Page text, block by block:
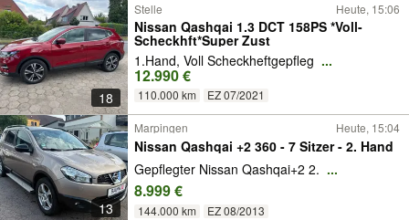
18
Stelle Heute, 15:06
Nissan Qashqai 1.3 DCT 158PS *Voll-
Scheckhft*Super Zust
1.Hand, Voll Scheckheftgepfleg ...
12.990 €
110.000 km EZ 07/2021
13
Marpingen Heute, 15:04
Nissan Qashqai +2 360 - 7 Sitzer - 2. Hand
Gepflegter Nissan Qashqai+2 2. ...
8.999 €
144.000 km EZ 08/2013